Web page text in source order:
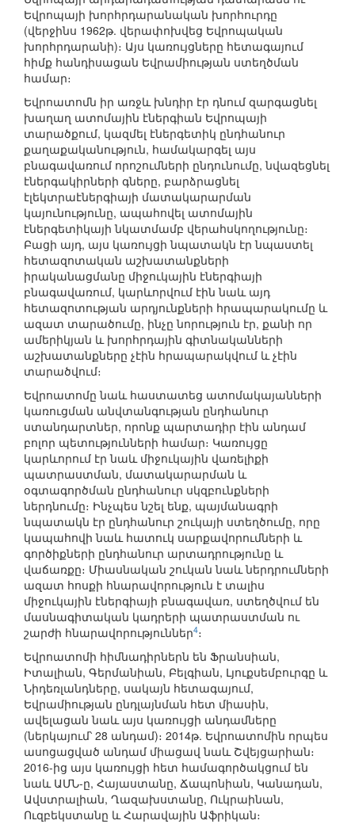
Եվրոպայի խորհրդարանական խորհուրդը
(վերջինս 1962թ. վերափոխվեց Եվրոպական
խորհրդարանի)։ Այս կառույցները հետագայում
հիմք հանդիսացան Եվրամիության ստեղծման
համար։
Եվրոատոմն իր առջև խնդիր էր դնում զարգացնել
խաղաղ ատոմային էներգիան Եվրոպայի
տարածքում, կազմել էներգետիկ ընդհանուր
քաղաքականություն, համակարգել այս
բնագավառում որոշումների ընդունումը, նվազեցնել
էներգակիրների գները, բարձրացնել
էլեկտրաէներգիայի մատակարարման
կայունությունը, ապահովել ատոմային
էներգետիկայի նկատմամբ վերահսկողությունը։
Բացի այդ, այս կառույցի նպատակն էր նպաստել
հետազոտական աշխատանքների
իրականացմանը միջուկային էներգիայի
բնագավառում, կարևորվում էին նաև այդ
հետազոտության արդյունքների հրապարակումը և
ազատ տարածումը, ինչը նորություն էր, քանի որ
ամերիկյան և խորհրդային գիտնականների
աշխատանքները չէին հրապարակվում և չէին
տարածվում։
Եվրոատոմը նաև հաստատեց ատոմակայանների
կառուցման անվտանգության ընդհանուր
ստանդարտներ, որոնք պարտադիր էին անդամ
բոլոր պետությունների համար։ Կառույցը
կարևորում էր նաև միջուկային վառելիքի
պատրաստման, մատակարարման և
օգտագործման ընդհանուր սկզբունքների
ներդնումը։ Ինչպես նշել ենք, պայմանագրի
նպատակն էր ընդհանուր շուկայի ստեղծումը, որը
կապահովի նաև հատուկ սարքավորումների և
գործիքների ընդհանուր արտադրությունը և
վաճառքը։ Միասնական շուկան նաև ներդրումների
ազատ հոսքի հնարավորություն է տալիս
միջուկային էներգիայի բնագավառ, ստեղծվում են
մասնագիտական կադրերի պատրաստման ու
շարժի հնարավորություններ4։
Եվրոատոմի հիմնադիրներն են Ֆրանսիան,
Իտալիան, Գերմանիան, Բելգիան, Լյուքսեմբուրգը և
Նիդեռլանդները, սակայն հետագայում,
Եվրամիության ընդլայնման հետ միասին,
ավելացան նաև այս կառույցի անդամները
(ներկայում՝ 28 անդամ)։ 2014թ. Եվրոատոմին որպես
ասոցացված անդամ միացավ նաև Շվեյցարիան։
2016-ից այս կառույցի հետ համագործակցում են
նաև ԱՄՆ-ը, Հայաստանը, Ճապոնիան, Կանադան,
Ավստրալիան, Ղազախստանը, Ուկրաինան,
Ուզբեկստանը և Հարավային Աֆրիկան։